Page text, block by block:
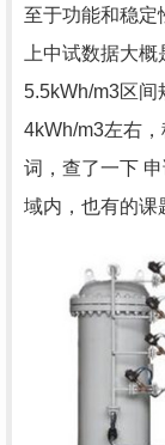
至于功能和稳定
上中试数据大
5.5kWh/m3区间
4kWh/m3左右
词，查了一下
域内，也有的课